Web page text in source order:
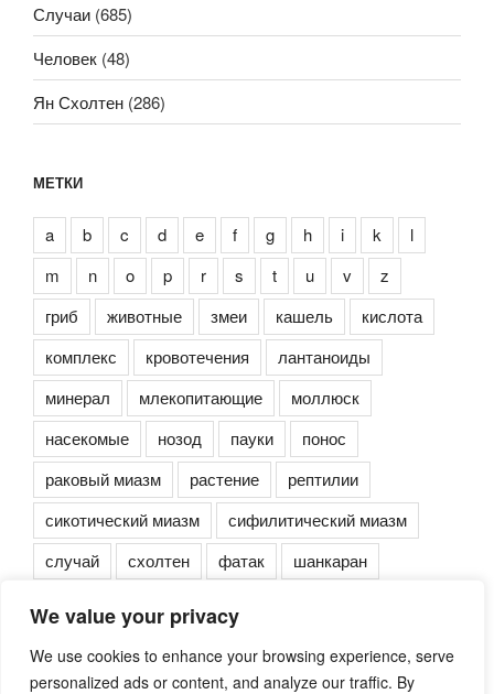
We value your privacy
We use cookies to enhance your browsing experience, serve
personalized ads or content, and analyze our traffic. By
Случаи (685)
Человек (48)
Ян Схолтен (286)
МЕТКИ
a b c d e f g h i k
l
m
n o p r s t u v
z
гриб
животные змеи кашель
кислота
комплекс
кровотечения
лантаноиды
минерал
млекопитающие
моллюск
насекомые
нозод пауки
понос
раковый миазм
растение
рептилии
сикотический миазм
сифилитический миазм
случай
схолтен фатак шанкаран